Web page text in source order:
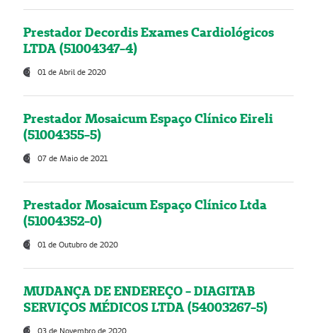
Prestador Decordis Exames Cardiológicos
LTDA (51004347-4)
01 de Abril de 2020
Prestador Mosaicum Espaço Clínico Eireli
(51004355-5)
07 de Maio de 2021
Prestador Mosaicum Espaço Clínico Ltda
(51004352-0)
01 de Outubro de 2020
MUDANÇA DE ENDEREÇO - DIAGITAB
SERVIÇOS MÉDICOS LTDA (54003267-5)
03 de Novembro de 2020